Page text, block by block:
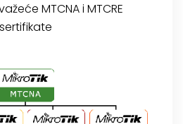
MTCNA i MTCRE
sertifikate